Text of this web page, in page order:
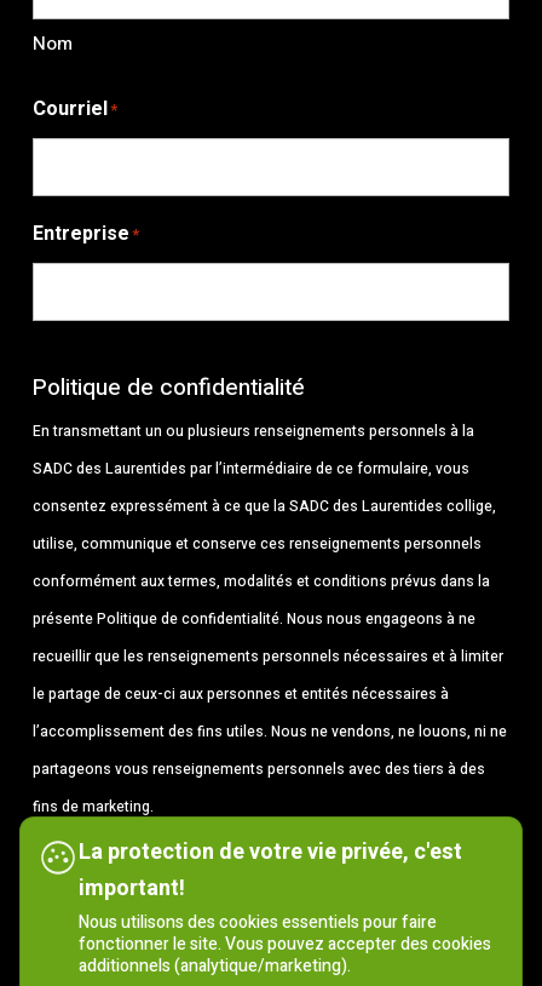
Nom
Courriel*
Entreprise*
Politique de confidentialité
En transmettant un ou plusieurs renseignements personnels à la
SADC des Laurentides par l’intermédiaire de ce formulaire, vous
consentez expressément à ce que la SADC des Laurentides collige,
utilise, communique et conserve ces renseignements personnels
conformément aux termes, modalités et conditions prévus dans la
présente Politique de confidentialité. Nous nous engageons à ne
recueillir que les renseignements personnels nécessaires et à limiter
le partage de ceux-ci aux personnes et entités nécessaires à
l’accomplissement des fins utiles. Nous ne vendons, ne louons, ni ne
partageons vous renseignements personnels avec des tiers à des
fins de marketing.
J’accepte les termes
La protection de votre vie privée, c'est
important!
Nous utilisons des cookies essentiels pour faire
fonctionner le site. Vous pouvez accepter des cookies
additionnels (analytique/marketing).